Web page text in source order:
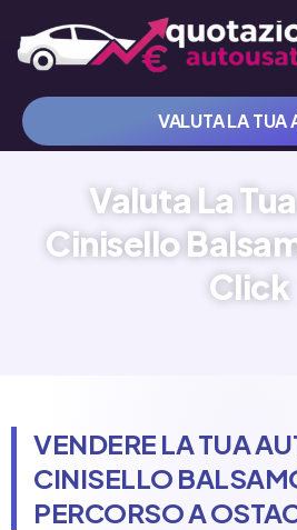
VALUTA LA TUA
Valuta La
Cinisello
Click
VENDERE LA TUA
CINISELLO
PERCORSO A